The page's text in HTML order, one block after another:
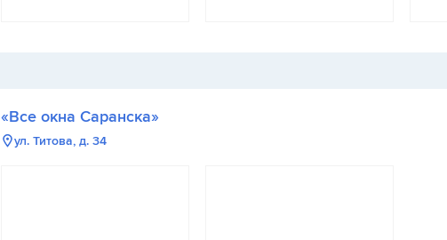
«Все окна Саранска»
ул. Титова, д. 34